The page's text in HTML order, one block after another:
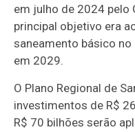
em julho de 2024 pelo
principal objetivo era
saneamento básico
em 2029.
O Plano Regional de
investimentos de R$
R$ 70 bilhões serão